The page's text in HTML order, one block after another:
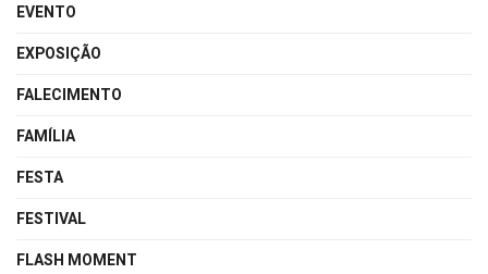
EVENTO
EXPOSIÇÃO
FALECIMENTO
FAMÍLIA
FESTA
FESTIVAL
FLASH MOMENT